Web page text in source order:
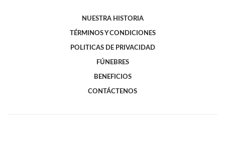
NUESTRA HISTORIA
TÉRMINOS Y CONDICIONES
POLITICAS DE PRIVACIDAD
FÚNEBRES
BENEFICIOS
CONTÁCTENOS